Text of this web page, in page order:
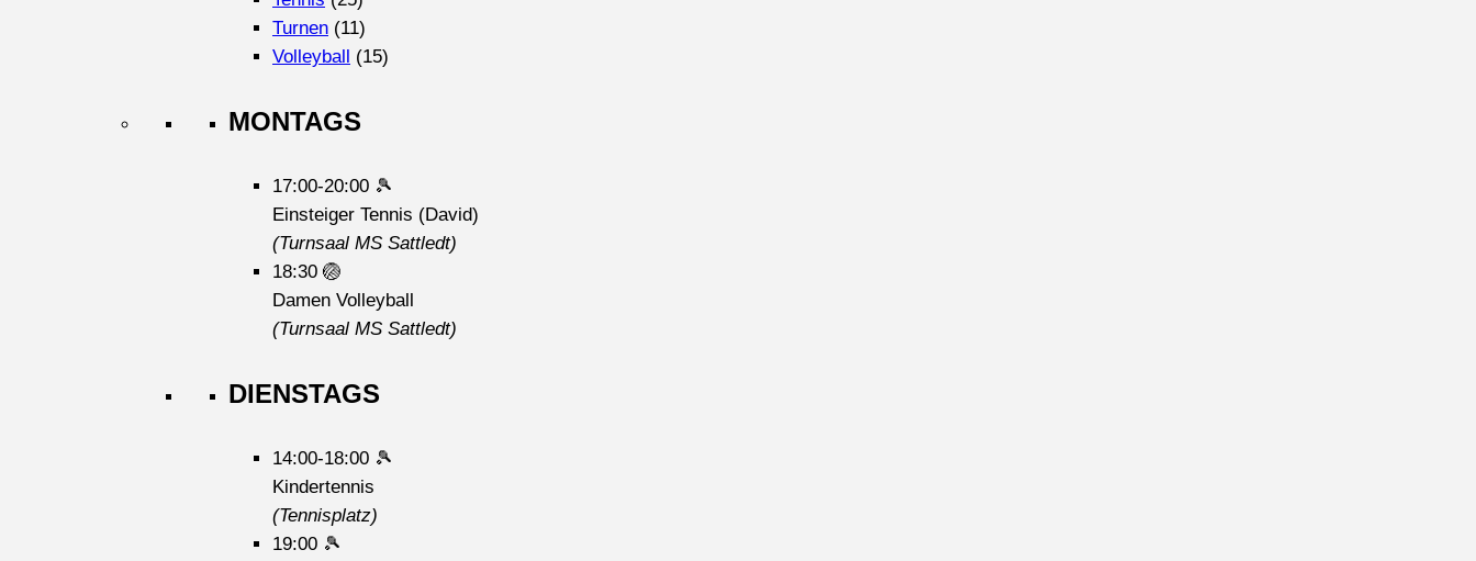
Turnen (11)
Volleyball
(15)
MONTAGS
17:00-20:00 🎾
Einsteiger Tennis (David)
(Turnsaal MS Sattledt)
18:30 🏐
Damen Volleyball
(Turnsaal MS Sattledt)
DIENSTAGS
14:00-18:00 🎾
Kindertennis
(Tennisplatz)
19:00 🎾